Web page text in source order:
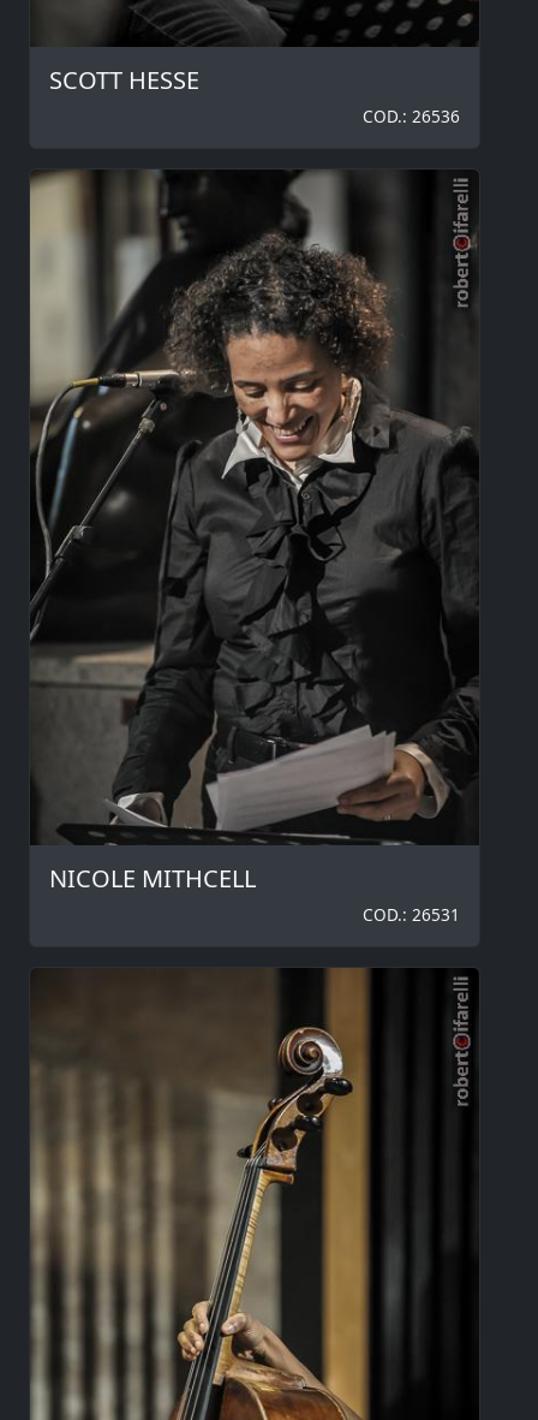
SCOTT HESSE
COD.: 26536
NICOLE MITHCELL
COD.: 26531